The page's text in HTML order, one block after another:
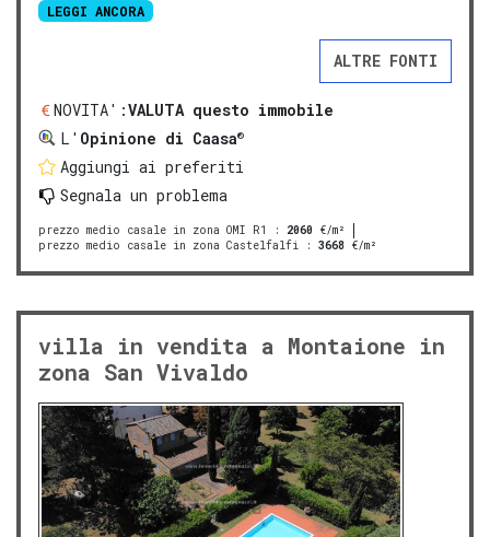
LEGGI ANCORA
ALTRE FONTI
NOVITA':VALUTA questo immobile
L' Opinione di Caasa®
Aggiungi ai preferiti
Segnala un problema
prezzo medio casale in zona OMI R1 : 2060 €/m²
prezzo medio casale in zona Castelfalfi : 3668 €/m²
villa in vendita a Montaione in
zona San Vivaldo